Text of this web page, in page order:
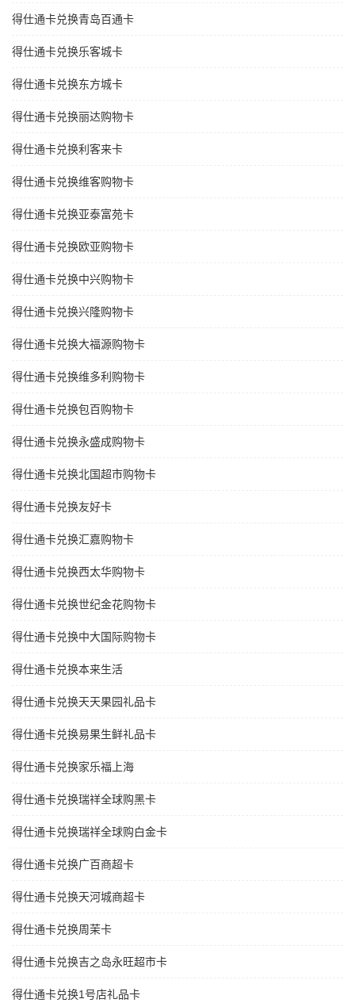
得仕通卡兑换青岛百通卡
得仕通卡兑换乐客城卡
得仕通卡兑换东方城卡
得仕通卡兑换丽达购物卡
得仕通卡兑换利客来卡
得仕通卡兑换维客购物卡
得仕通卡兑换亚泰富苑卡
得仕通卡兑换欧亚购物卡
得仕通卡兑换中兴购物卡
得仕通卡兑换兴隆购物卡
得仕通卡兑换大福源购物卡
得仕通卡兑换维多利购物卡
得仕通卡兑换包百购物卡
得仕通卡兑换永盛成购物卡
得仕通卡兑换北国超市购物卡
得仕通卡兑换友好卡
得仕通卡兑换汇嘉购物卡
得仕通卡兑换西太华购物卡
得仕通卡兑换世纪金花购物卡
得仕通卡兑换中大国际购物卡
得仕通卡兑换本来生活
得仕通卡兑换天天果园礼品卡
得仕通卡兑换易果生鲜礼品卡
得仕通卡兑换家乐福上海
得仕通卡兑换瑞祥全球购黑卡
得仕通卡兑换瑞祥全球购白金卡
得仕通卡兑换广百商超卡
得仕通卡兑换天河城商超卡
得仕通卡兑换周茉卡
得仕通卡兑换吉之岛永旺超市卡
得仕通卡兑换1号店礼品卡